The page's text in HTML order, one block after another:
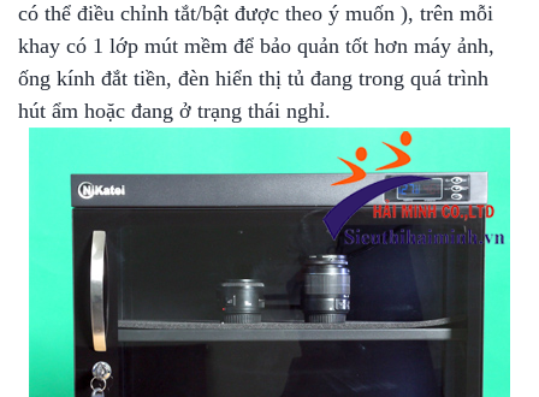
có thể điều chỉnh tắt/bật được theo ý muốn ), trên mỗi
khay có 1 lớp mút mềm để bảo quản tốt hơn máy ảnh,
ống kính đắt tiền, đèn hiển thị tủ đang trong quá trình
hút ẩm hoặc đang ở trạng thái nghỉ.